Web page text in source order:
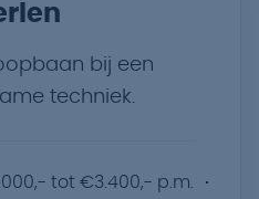
bij een
techniek.
tot €3.400,- p.m.